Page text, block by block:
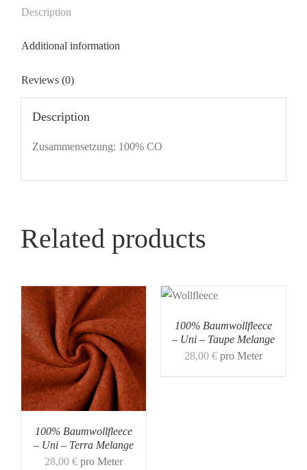
Description
Additional information
Reviews (0)
Description
Zusammensetzung: 100% CO
Related products
100% Baumwollfleece
– Uni – Terra Melange
28,00 € pro Meter
100% Baumwollfleece
– Uni – Taupe Melange
28,00 € pro Meter